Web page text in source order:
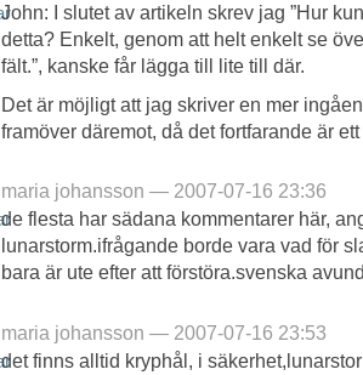
John: I slutet av artikeln skrev jag ”Hur
detta? Enkelt, genom att helt enkelt se
fält.”, kanske får lägga till lite till där.
Det är möjligt att jag skriver en mer
framöver däremot, då det fortfarande är
maria johansson — 2007-07-16 23:36
de flesta har sädana kommentarer här,
lunarstorm.ifrågande borde vara vad för
bara är ute efter att förstöra.svenska
maria johansson — 2007-07-16 23:53
det finns alltid kryphål, i